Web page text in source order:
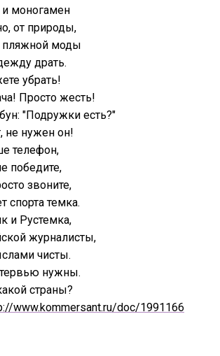
моногамен
от природы,
пляжной моды
драть.
убрать!
Просто жесть!
"Подружки есть?"
не нужен он!
телефон,
победите,
звоните,
спорта темка.
и Рустемка,
журналисты,
чисты.
нужны.
страны?
www.kommersant.ru/doc/1991166